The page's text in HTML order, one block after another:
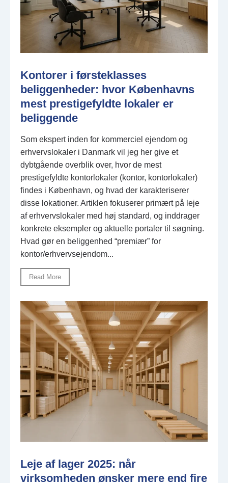
Kontorer i førsteklasses
beliggenheder: hvor Københavns
mest prestigefyldte lokaler er
beliggende
Som ekspert inden for kommerciel ejendom og
erhvervslokaler i Danmark vil jeg her give et
dybtgående overblik over, hvor de mest
prestigefyldte kontorlokaler (kontor, kontorlokaler)
findes i København, og hvad der karakteriserer
disse lokationer. Artiklen fokuserer primært på leje
af erhvervslokaler med høj standard, og inddrager
konkrete eksempler og aktuelle portaler til søgning.
Hvad gør en beliggenhed “premiær” for
kontor/erhvervsejendom...
Read More
Leje af lager 2025: når
virksomheden ønsker mere end fire